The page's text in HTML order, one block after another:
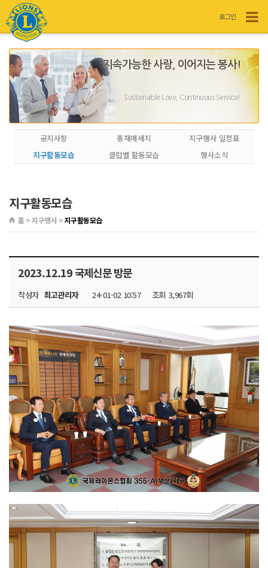
로그인
지속가능한 사랑, 이어지는 봉사!
Sustainable Love, Continuous Service!
공지사항 총재메세지
지구행사 일정표
지구활동모습
클럽별 활동모습 행사소식
지구활동모습
홈 > 지구행사 >지구활동모습
2023.12.19 국제신문 방문
작성자 최고관리자 24-01-02 10:57 조회 3,967회